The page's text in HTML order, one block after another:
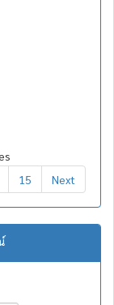
15 Next